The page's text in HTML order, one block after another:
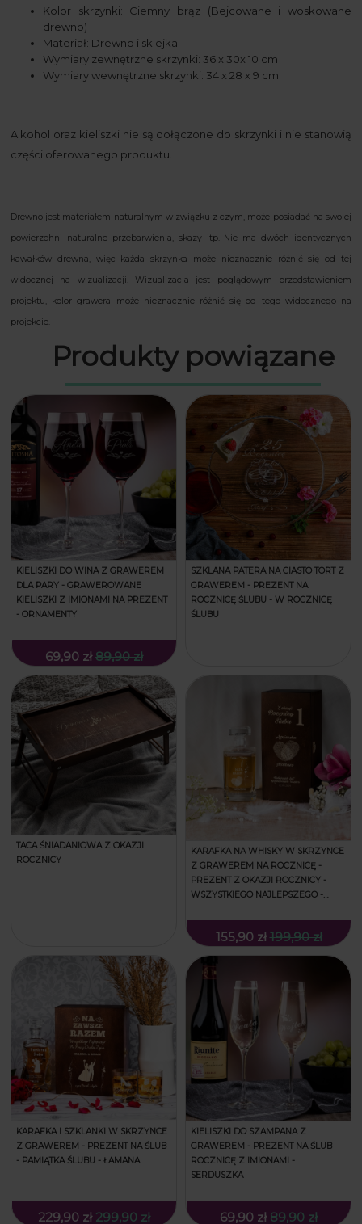
Kolor skrzynki: Ciemny brąz (Bejcowane i woskowane
drewno)
Materiał: Drewno i sklejka
Wymiary zewnętrzne skrzynki: 36 x 30x 10 cm
Wymiary wewnętrzne skrzynki: 34 x 28 x 9 cm
Alkohol oraz kieliszki nie są dołączone do skrzynki i nie stanowią
części oferowanego produktu.
Drewno jest materiałem naturalnym w związku z czym, może posiadać na swojej
powierzchni naturalne przebarwienia, skazy itp. Nie ma dwóch identycznych
kawałków drewna, więc każda skrzynka może nieznacznie różnić się od tej
widocznej na wizualizacji. Wizualizacja jest poglądowym przedstawieniem
projektu, kolor grawera może nieznacznie różnić się od tego widocznego na
projekcie.
Produkty powiązane
KIELISZKI DO WINA Z GRAWEREM
DLA PARY - GRAWEROWANE
KIELISZKI Z IMIONAMI NA PREZENT
- ORNAMENTY
69,90 zł 89,90 zł
SZKLANA PATERA NA CIASTO TORT Z
GRAWEREM - PREZENT NA
ROCZNICĘ ŚLUBU - W ROCZNICĘ
ŚLUBU
TACA ŚNIADANIOWA Z OKAZJI
ROCZNICY
KARAFKA NA WHISKY W SKRZYNCE
Z GRAWEREM NA ROCZNICĘ -
PREZENT Z OKAZJI ROCZNICY -
WSZYSTKIEGO NAJLEPSZEGO -
155,90 zł 199,90 zł
KARAFKA I SZKLANKI W SKRZYNCE
Z GRAWEREM - PREZENT NA ŚLUB
- PAMIĄTKA ŚLUBU - ŁAMANA
229,90 zł 299,90 zł
KIELISZKI DO SZAMPANA Z
GRAWEREM - PREZENT NA ŚLUB
ROCZNICĘ Z IMIONAMI -
SERDUSZKA
69,90 zł 89,90 zł